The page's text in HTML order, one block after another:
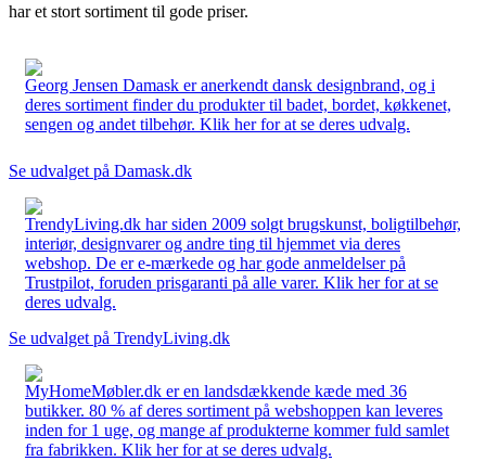
har et stort sortiment til gode priser.
Georg Jensen Damask er anerkendt dansk designbrand, og i
deres sortiment finder du produkter til badet, bordet, køkkenet,
sengen og andet tilbehør. Klik her for at se deres udvalg.
Se udvalget på Damask.dk
TrendyLiving.dk har siden 2009 solgt brugskunst, boligtilbehør,
interiør, designvarer og andre ting til hjemmet via deres
webshop. De er e-mærkede og har gode anmeldelser på
Trustpilot, foruden prisgaranti på alle varer. Klik her for at se
deres udvalg.
Se udvalget på TrendyLiving.dk
MyHomeMøbler.dk er en landsdækkende kæde med 36
butikker. 80 % af deres sortiment på webshoppen kan leveres
inden for 1 uge, og mange af produkterne kommer fuld samlet
fra fabrikken. Klik her for at se deres udvalg.